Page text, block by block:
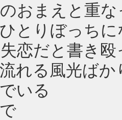
おまえと重
とりぼっちに
恋だと書き殴
れる風光ばか
いる